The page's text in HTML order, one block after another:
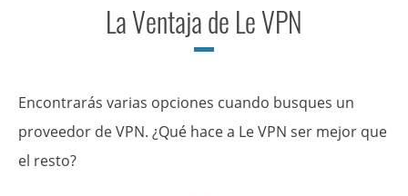
La Ventaja de Le VPN
Encontrarás varias opciones cuando busques un
proveedor de VPN. ¿Qué hace a Le VPN ser mejor que
el resto?